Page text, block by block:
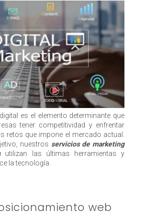
es el elemento determinante que
tener competitividad y enfrentar
retos que impone el mercado actual.
nuestros servicios de marketing
utilizan las últimas herramientas y
la tecnología.
web